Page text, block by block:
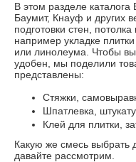
В этом разделе
Баумит, Кнауф и других
подготовки стен,
например укладке
или линолеума. Чтобы
удобен, мы поделили
представлены:
Стяжки,
Шпатлевка,
Клей для плитки,
Какую же смесь выбрать
давайте рассмотрим.